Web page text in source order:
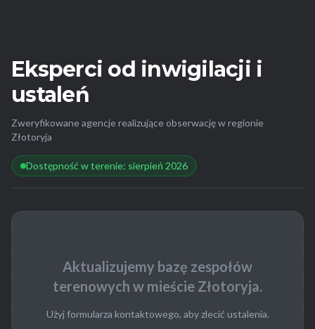
Eksperci od inwigilacji i
ustaleń
Zweryfikowane agencje realizujące obserwację w regionie
Złotoryja
Dostępność w terenie: sierpień 2026
Aktualizujemy bazę zespołów
terenowych w mieście Złotoryja.
Użyj formularza kontaktowego, aby zlecić ustalenia.